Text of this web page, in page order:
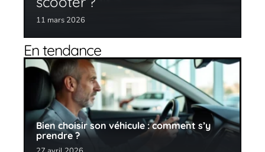
11 mars 2026
En tendance
Bien choisir son véhicule : comment s’y
prendre ?